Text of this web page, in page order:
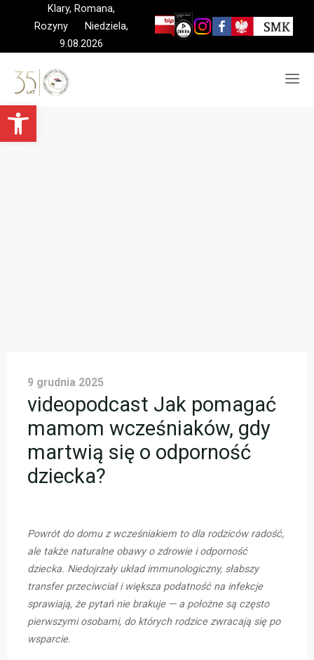
Otwórz pasek narzędzi
Klary, Romana,
Rozyny Niedziela,
9.08.2026
9 grudnia 2025
videopodcast Jak pomagać
mamom wcześniaków, gdy
martwią się o odporność
dziecka?
Powrót do domu z wcześniakiem to dla rodziców radość,
ale także naturalne obawy o zdrowie i odporność
dziecka. Niedojrzały układ immunologiczny, słabszy
transfer przeciwciał i większa podatność na infekcje
sprawiają, że pytań nie brakuje — a położne są często
pierwszymi osobami, do których rodzice zwracają się po
wsparcie.